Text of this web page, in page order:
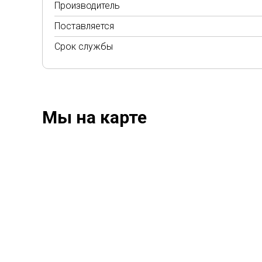
Производитель
Поставляется
Срок службы
Мы на карте